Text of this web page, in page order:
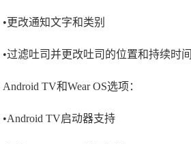
•更改通知文字和类别
•过滤吐司并更改吐司的位置和持续时间
Android TV和Wear OS选项：
•Android TV启动器支持